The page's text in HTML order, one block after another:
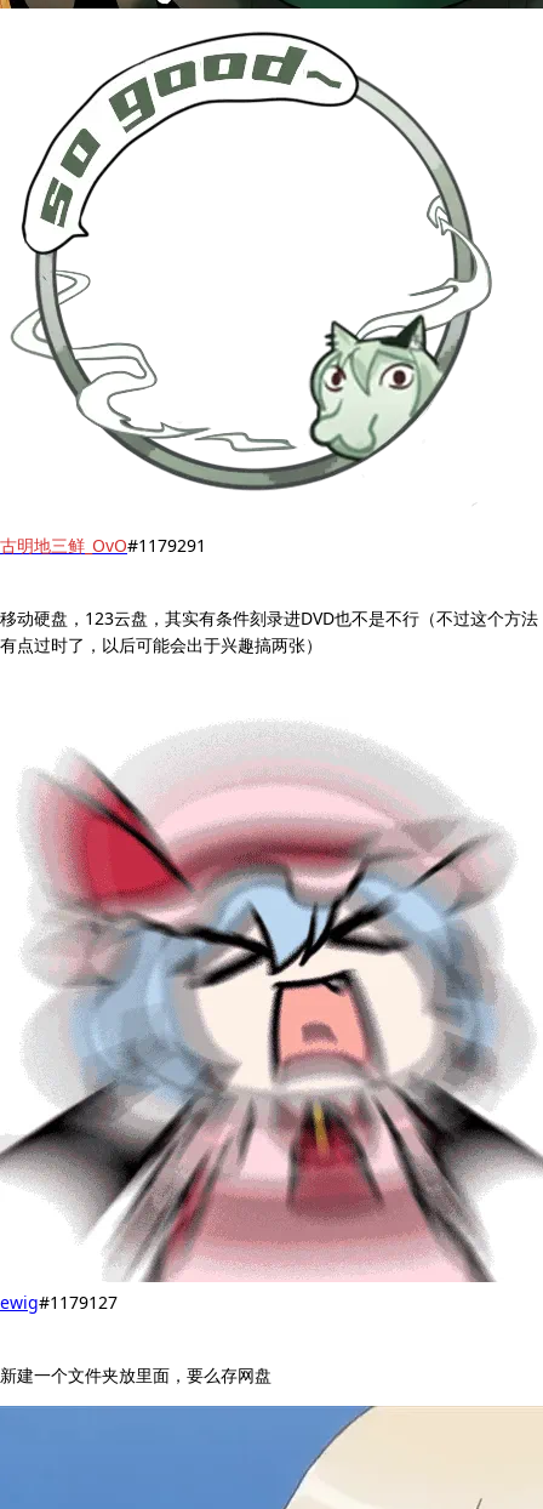
古明地三鲜_OvO#1179291
移动硬盘，123云盘，其实有条件刻录进DVD也不是不行（不过这个方法
有点过时了，以后可能会出于兴趣搞两张）
ewig#1179127
新建一个文件夹放里面，要么存网盘